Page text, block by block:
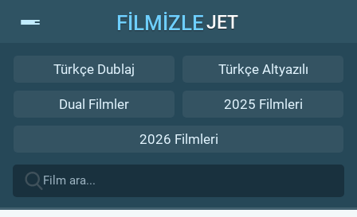
FİLMİZLEJET
Türkçe Dublaj Türkçe Altyazılı
Dual Filmler 2025 Filmleri
2026 Filmleri